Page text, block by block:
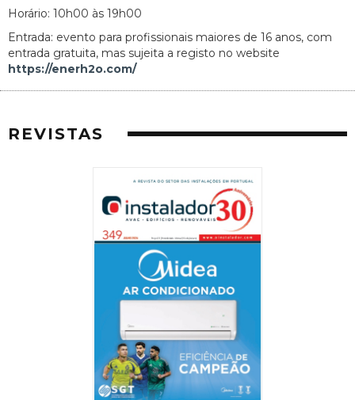
Horário: 10h00 às 19h00
Entrada: evento para profissionais maiores de 16 anos, com
entrada gratuita, mas sujeita a registo no website
https://enerh2o.com/
REVISTAS